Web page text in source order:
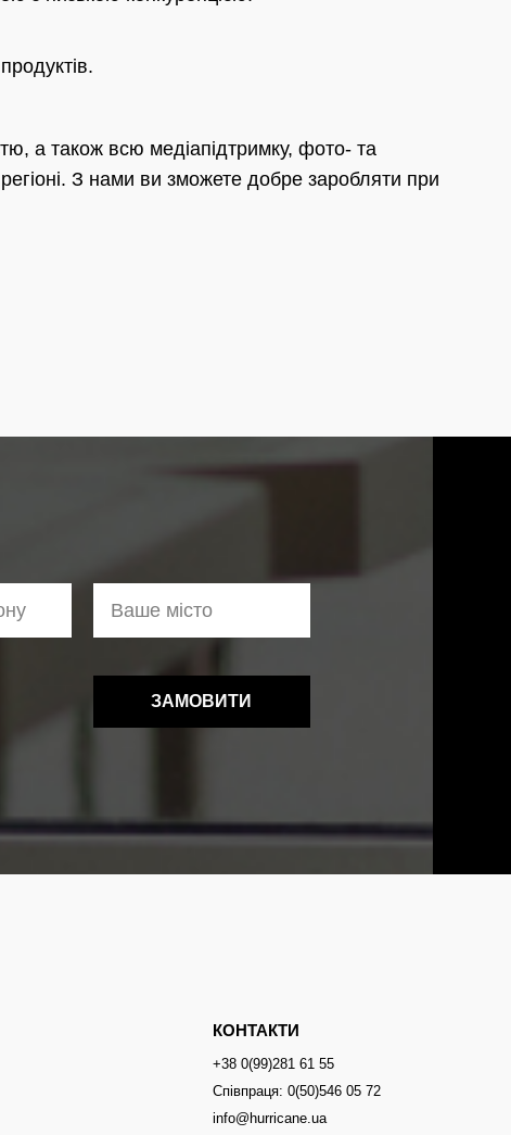
а також всю медіапідтримку, фото- та
З нами ви зможете добре заробляти при
ЗАМОВИТИ
КОНТАКТИ
+38 0(99)281 61 55
Співпраця: 0(50)546 05 72
info@hurricane.ua